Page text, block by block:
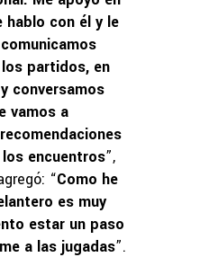
hablo con él y le
partidos, en
conversamos
vamos a
encuentros”,
“Como he
es muy
estar un paso
a las jugadas”.